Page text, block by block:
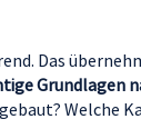
Das
Grundlagen
Welche